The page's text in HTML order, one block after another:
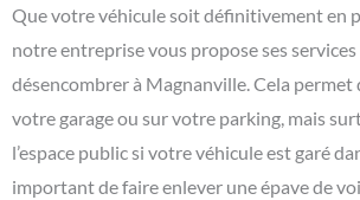
Que votre véhicule soit définitivement en
notre entreprise vous propose ses
désencombrer à Magnanville. Cela permet
votre garage ou sur votre parking, mais
l’espace public si votre véhicule est garé
important de faire enlever une épave de